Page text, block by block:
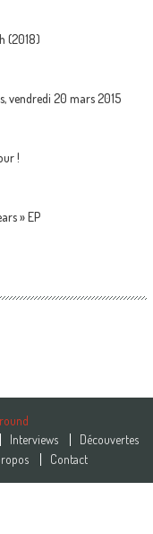
(2018)
vendredi 20 mars 2015
!
» EP
Interviews
Découvertes
Contact